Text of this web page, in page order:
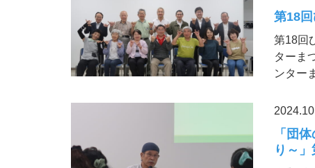
第18
第18回
ターま
ンター
「団
り～